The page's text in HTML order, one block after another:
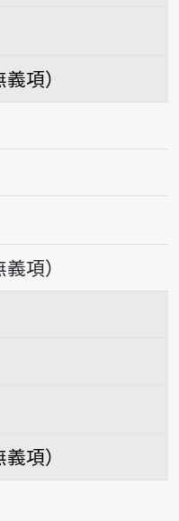
項）
讀tsing-sim
項）
項）